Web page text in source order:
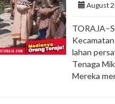
August
lahan
Tenaga
Mereka